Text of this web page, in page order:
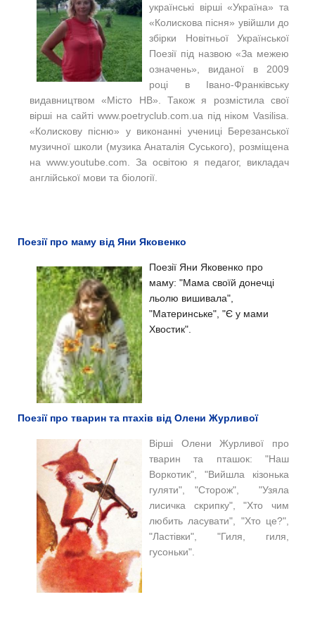
українські вірші «Україна» та
«Колискова пісня» увійшли до
збірки Новітньої Української
Поезії під назвою «За межею
означень», виданої в 2009
році в Івано-Франківську
видавництвом «Місто НВ». Також я розміcтила свої
вірші на сайті www.poetryclub.com.ua під ніком Vasilisa.
«Колискову пісню» у виконанні учениці Березанської
музичної школи (музика Анаталія Суського), розміщена
на www.youtube.com. За освітою я педагог, викладач
англійської мови та біології.
Поезії про маму від Яни Яковенко
Поезії Яни Яковенко про
маму: "Мама своїй донечці
льолю вишивала",
"Материнське", "Є у мами
Хвостик".
Поезії про тварин та птахів від Олени Журливої
Вірші Олени Журливої про
тварин та пташок: "Наш
Воркотик", "Вийшла кізонька
гуляти", "Сторож", "Узяла
лисичка скрипку", "Хто чим
любить ласувати", "Хто це?",
"Ластівки", "Гиля, гиля,
гусоньки".